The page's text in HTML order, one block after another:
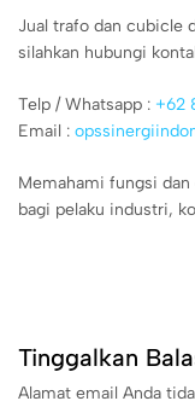
Jual trafo dan cubicle
silahkan hubungi
Telp / Whatsapp : +62
Email :
Memahami fungsi
bagi pelaku industri,
Tinggalkan
Alamat email Anda